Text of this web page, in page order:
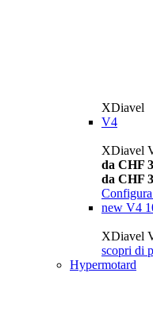
XDiavel
V4
XDiavel
da CHF
da CHF
Configura
new V4
XDiavel
scopri di
Hypermotard